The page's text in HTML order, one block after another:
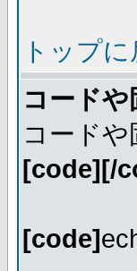
トップに
コード
コード
[code][/
[code]